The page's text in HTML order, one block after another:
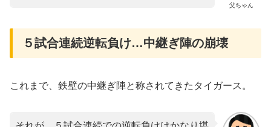
父ちゃん
５試合連続逆転負け…中継ぎ陣の崩壊
これまで、鉄壁の中継ぎ陣と称されてきたタイガース。